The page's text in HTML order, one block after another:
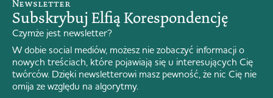
Newsletter
Subskrybuj Elfią Korespondencję
Czymże jest newsletter?
W dobie social mediów, możesz nie zobaczyć informacji o
nowych treściach, które pojawiają się u interesujących Cię
twórców. Dzięki newsletterowi masz pewność, że nic Cię nie
omija ze względu na algorytmy.